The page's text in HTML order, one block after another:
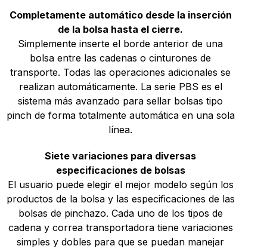
Completamente automático desde la inserción
de la bolsa hasta el cierre.
Simplemente inserte el borde anterior de una
bolsa entre las cadenas o cinturones de
transporte. Todas las operaciones adicionales se
realizan automáticamente. La serie PBS es el
sistema más avanzado para sellar bolsas tipo
pinch de forma totalmente automática en una sola
línea.
Siete variaciones para diversas
especificaciones de bolsas
El usuario puede elegir el mejor modelo según los
productos de la bolsa y las especificaciones de las
bolsas de pinchazo. Cada uno de los tipos de
cadena y correa transportadora tiene variaciones
simples y dobles para que se puedan manejar